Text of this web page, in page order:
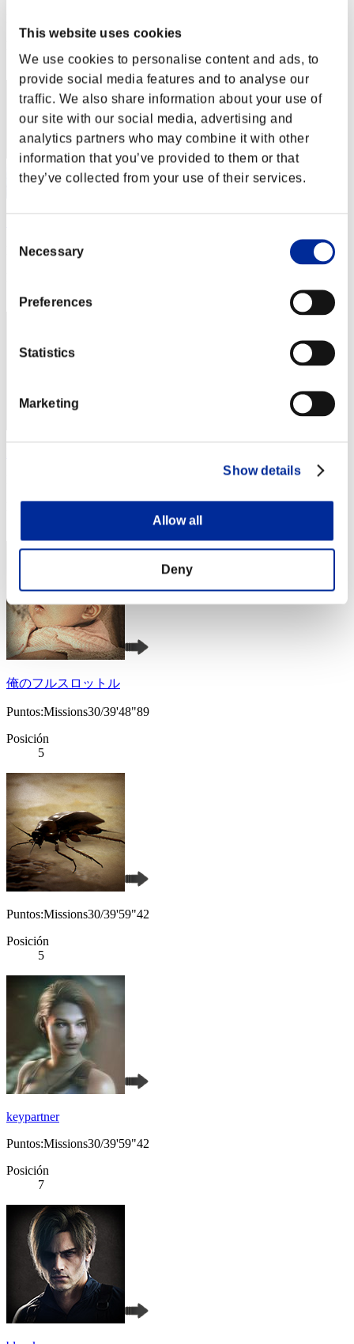
This website uses cookies
We use cookies to personalise content and ads, to
provide social media features and to analyse our
traffic. We also share information about your use of
our site with our social media, advertising and
analytics partners who may combine it with other
information that you’ve provided to them or that
they’ve collected from your use of their services.
Selection
Necessary
Preferences
Statistics
Marketing
Show details
Allow all
Deny
1
Puntos:Missions30/39'32"72
Posición
俺のフルスロットル
Puntos:Missions30/39'48"89
Posición
5
Puntos:Missions30/39'59"42
Posición
5
keypartner
Puntos:Missions30/39'59"42
Posición
7